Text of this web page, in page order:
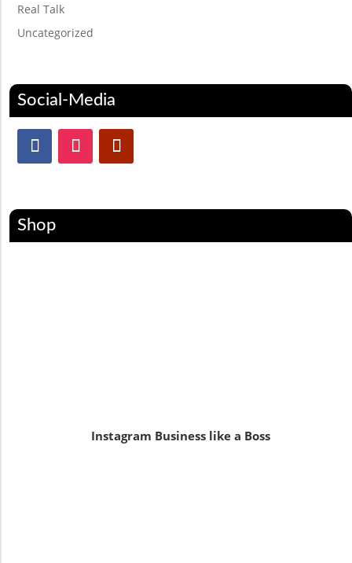
Real Talk
Uncategorized
Social-Media
Shop
Instagram Business like a Boss